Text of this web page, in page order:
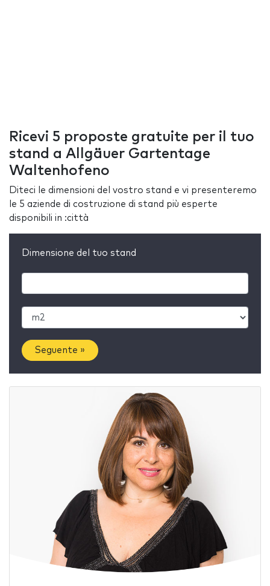
Ricevi 5 proposte gratuite per il tuo
stand a Allgäuer Gartentage
Waltenhofeno
Diteci le dimensioni del vostro stand e vi presenteremo
le 5 aziende di costruzione di stand più esperte
disponibili in :città
Dimensione del tuo stand
Seguente »